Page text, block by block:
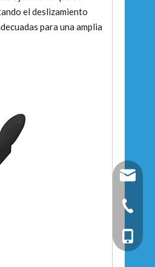
el deslizamiento
para una amplia
+86-25-